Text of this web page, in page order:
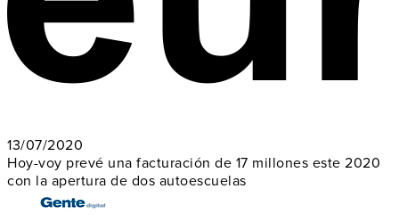
13/07/2020
Hoy-voy prevé una facturación de 17 millones este 2020
con la apertura de dos autoescuelas